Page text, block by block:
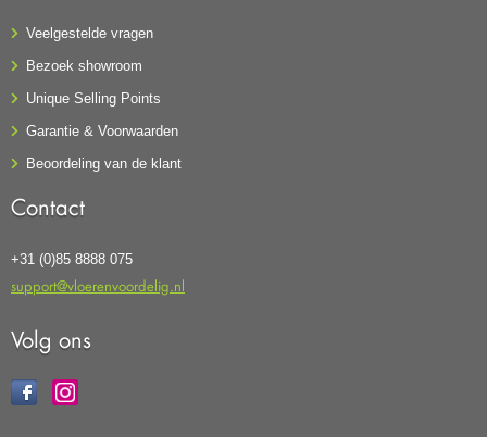
Veelgestelde vragen
Bezoek showroom
Unique Selling Points
Garantie & Voorwaarden
Beoordeling van de klant
Contact
+31 (0)85 8888 075
support@vloerenvoordelig.nl
Volg ons